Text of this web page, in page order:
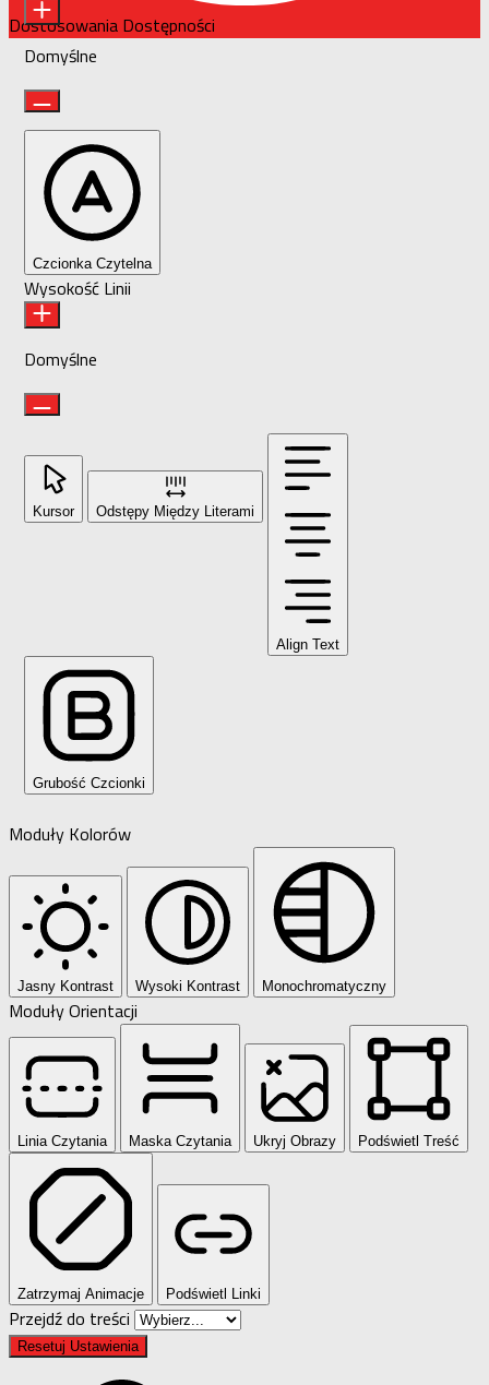
Dostosowania Dostępności
Domyślne
Czcionka Czytelna
Wysokość Linii
Domyślne
Kursor Odstępy Między Literami
Align Text
Grubość Czcionki
Moduły Kolorów
Jasny Kontrast Wysoki Kontrast Monochromatyczny
Moduły Orientacji
Linia Czytania Maska Czytania Ukryj Obrazy Podświetl Treść
Zatrzymaj Animacje Podświetl Linki
Przejdź do treści
Resetuj Ustawienia